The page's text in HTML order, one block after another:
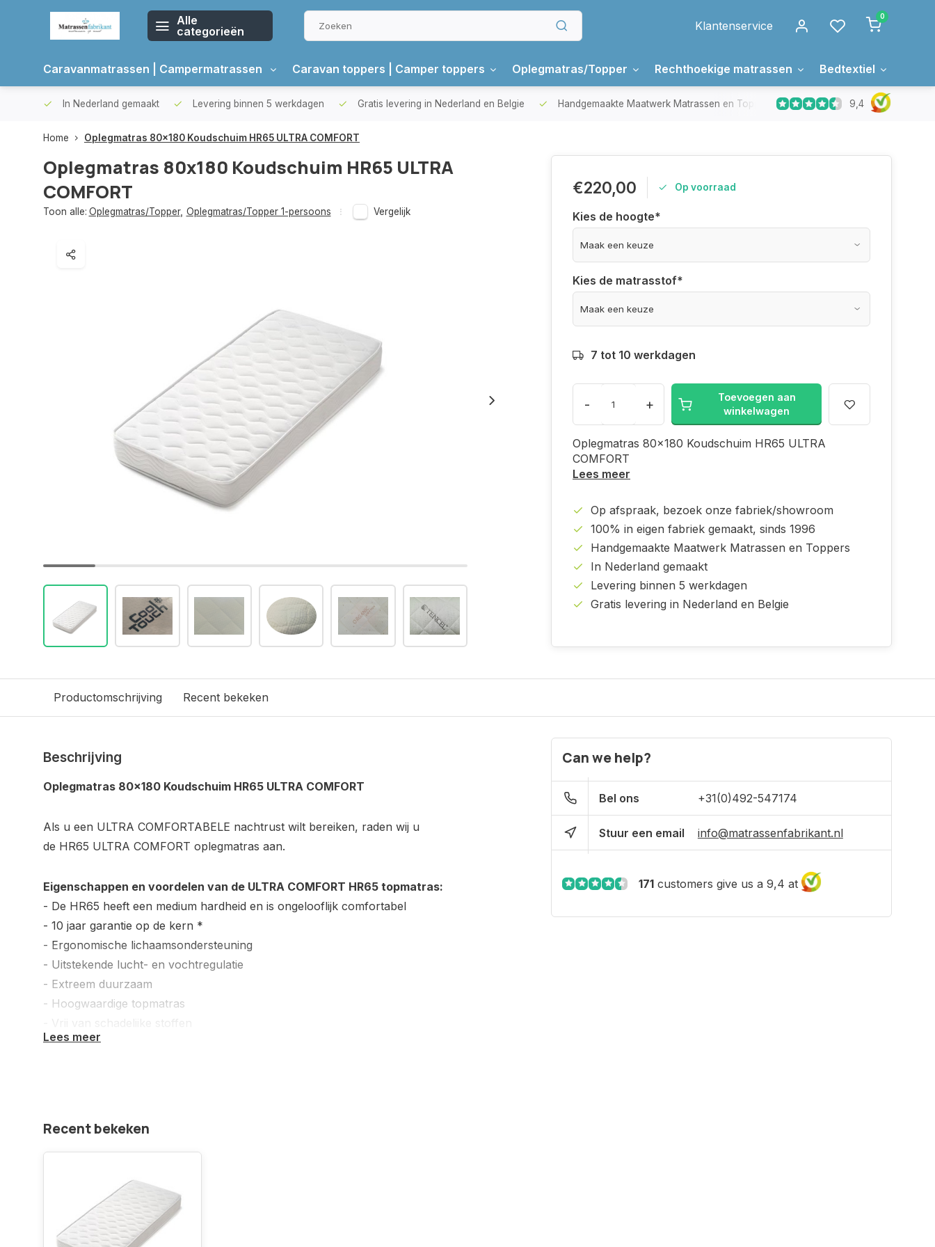
Alle
categorieën
Klantenservice
0
Caravanmatrassen | Campermatrassen Caravan toppers | Camper toppers Oplegmatras/Topper Rechthoekige matrassen Bedtextiel
In Nederland gemaakt Levering binnen 5 werkdagen Gratis levering in Nederland en Belgie Handgemaakte Maatwerk Matrassen en Toppers In Nederland gemaakt
9,4
Home Oplegmatras 80x180 Koudschuim HR65 ULTRA COMFORT
Oplegmatras 80x180 Koudschuim HR65 ULTRA
COMFORT
Toon alle: Oplegmatras/Topper, Oplegmatras/Topper 1-persoons Vergelijk
€220,00 Op voorraad
Kies de hoogte*
Kies de matrasstof*
7 tot 10 werkdagen
- +
Toevoegen aan
winkelwagen
Oplegmatras 80x180 Koudschuim HR65 ULTRA
COMFORT
Lees meer
Op afspraak, bezoek onze fabriek/showroom
100% in eigen fabriek gemaakt, sinds 1996
Handgemaakte Maatwerk Matrassen en Toppers
In Nederland gemaakt
Levering binnen 5 werkdagen
Gratis levering in Nederland en Belgie
Productomschrijving Recent bekeken
Beschrijving
Oplegmatras 80x180 Koudschuim HR65 ULTRA COMFORT
Als u een ULTRA COMFORTABELE nachtrust wilt bereiken, raden wij u
de HR65 ULTRA COMFORT oplegmatras aan.
Eigenschappen en voordelen van de ULTRA COMFORT HR65 topmatras:
- De HR65 heeft een medium hardheid en is ongelooflijk comfortabel
- 10 jaar garantie op de kern *
- Ergonomische lichaamsondersteuning
- Uitstekende lucht- en vochtregulatie
- Extreem duurzaam
- Hoogwaardige topmatras
mogelijke kwaliteit en comfort.
-Verlengt de levensduur van uw matras
-Verhoogt uw slaapcomfort
-Wijzigt de stevigheid van uw huidig matras
-Geen vervelende naad in het midden
Lees meer
Can we help?
Bel ons +31(0)492-547174
Stuur een email info@matrassenfabrikant.nl
171 customers give us a 9,4 at
Recent bekeken